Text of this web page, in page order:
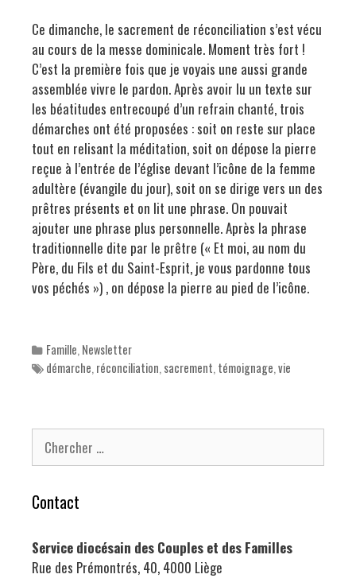
Ce dimanche, le sacrement de réconciliation s’est vécu
au cours de la messe dominicale. Moment très fort !
C’est la première fois que je voyais une aussi grande
assemblée vivre le pardon. Après avoir lu un texte sur
les béatitudes entrecoupé d’un refrain chanté, trois
démarches ont été proposées : soit on reste sur place
tout en relisant la méditation, soit on dépose la pierre
reçue à l’entrée de l’église devant l’icône de la femme
adultère (évangile du jour), soit on se dirige vers un des
prêtres présents et on lit une phrase. On pouvait
ajouter une phrase plus personnelle. Après la phrase
traditionnelle dite par le prêtre (« Et moi, au nom du
Père, du Fils et du Saint-Esprit, je vous pardonne tous
vos péchés ») , on dépose la pierre au pied de l’icône.
Categories
Famille, Newsletter
Tags
démarche, réconciliation, sacrement, témoignage,vie
Chercher pour:
Contact
Service diocésain des Couples et des Familles
Rue des Prémontrés, 40, 4000 Liège